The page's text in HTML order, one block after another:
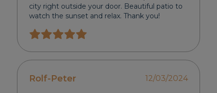
city right outside your door. Beautiful patio to
watch the sunset and relax. Thank you!
Rolf-Peter 12/03/2024